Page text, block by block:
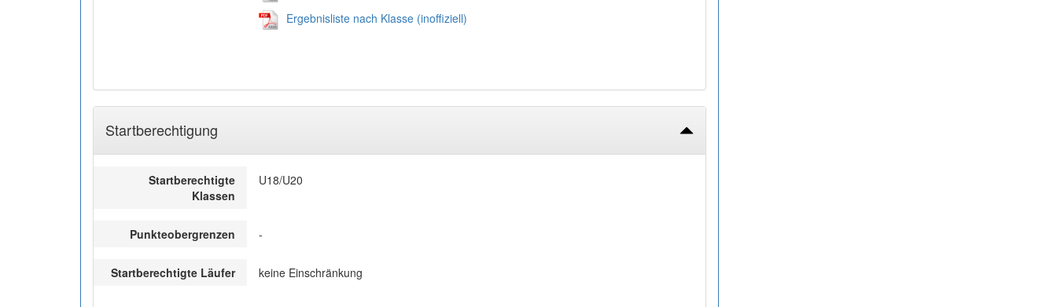
Ergebnisliste nach Klasse (inoffiziell)
Startberechtigung
Startberechtigte
Klassen
U18/U20
Punkteobergrenzen -
Startberechtigte Läufer keine Einschränkung